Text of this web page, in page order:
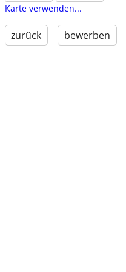
Karte verwenden...
zurück bewerben